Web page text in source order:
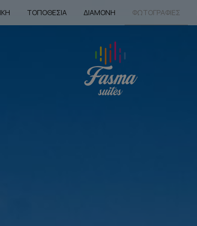
ΤΟΠΟΘΕΣΊΑ ΔΙΑΜΟΝΉ ΦΩΤΟΓΡΑΦΊΕΣ